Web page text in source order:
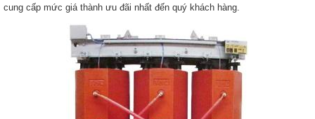
cung cấp mức giá thành ưu đãi nhất đến quý khách hàng.